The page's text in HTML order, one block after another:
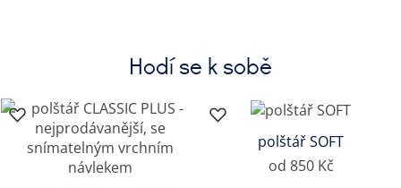
Hodí se k sobě
polštář SOFT
od 850 Kč